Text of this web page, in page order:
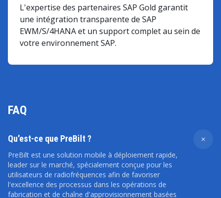
L'expertise des partenaires SAP Gold garantit
une intégration transparente de SAP
EWM/S/4HANA et un support complet au sein de
votre environnement SAP.
FAQ
Qu'est-ce que PreBilt ?
PreBilt est une solution mobile à déploiement rapide,
leader sur le marché, spécialement conçue pour les
utilisateurs de radiofréquences afin de favoriser
l'excellence des processus dans les opérations de
fabrication et de chaîne d'approvisionnement basées